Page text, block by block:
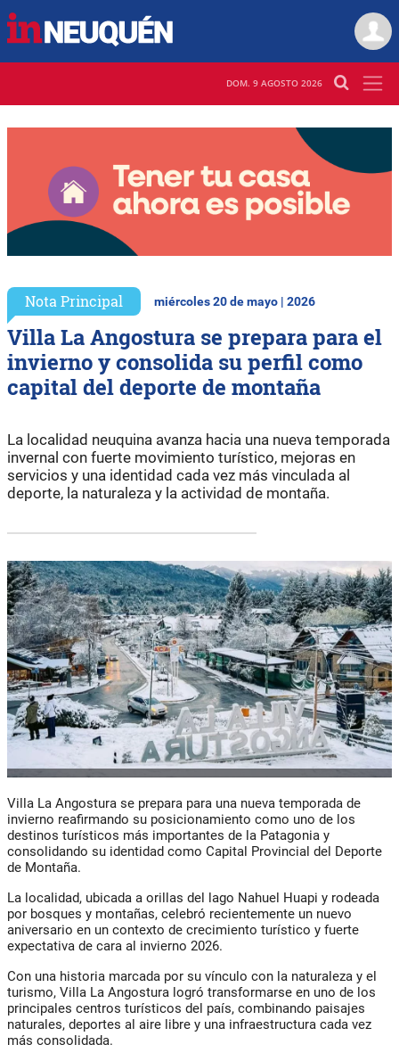
DOM. 9 AGOSTO 2026
Nota Principal miércoles 20 de mayo | 2026
Villa La Angostura se prepara para el
invierno y consolida su perfil como
capital del deporte de montaña
La localidad neuquina avanza hacia una nueva temporada
invernal con fuerte movimiento turístico, mejoras en
servicios y una identidad cada vez más vinculada al
deporte, la naturaleza y la actividad de montaña.
Villa La Angostura se prepara para una nueva temporada de
invierno reafirmando su posicionamiento como uno de los
destinos turísticos más importantes de la Patagonia y
consolidando su identidad como Capital Provincial del Deporte
de Montaña.
La localidad, ubicada a orillas del lago Nahuel Huapi y rodeada
por bosques y montañas, celebró recientemente un nuevo
aniversario en un contexto de crecimiento turístico y fuerte
expectativa de cara al invierno 2026.
Con una historia marcada por su vínculo con la naturaleza y el
turismo, Villa La Angostura logró transformarse en uno de los
principales centros turísticos del país, combinando paisajes
naturales, deportes al aire libre y una infraestructura cada vez
más consolidada.